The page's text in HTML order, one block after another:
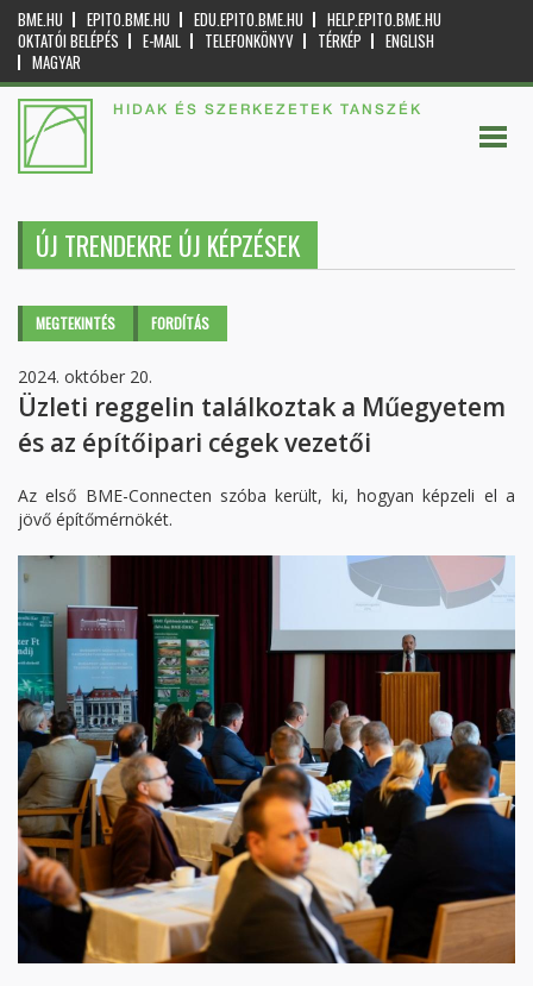
BME.HU EPITO.BME.HU EDU.EPITO.BME.HU
HELP.EPITO.BME.HU
OKTATÓI BELÉPÉS
E-MAIL TELEFONKÖNYV TÉRKÉP
ENGLISH
MAGYAR
HIDAK ÉS SZERKEZETEK TANSZÉK
ÚJ TRENDEKRE ÚJ KÉPZÉSEK
Elsődleges fülek
MEGTEKINTÉS (AKTÍVFORDÍTÁS
2024. október 20.
Üzleti reggelin találkoztak a Műegyetem
és az építőipari cégek vezetői
Az első BME-Connecten szóba került, ki, hogyan képzeli el a
jövő építőmérnökét.